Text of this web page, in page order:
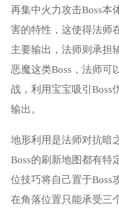
再集中火力攻击Boss本
害的特性，这使得法师
主要输出，法师则承担
恶魔这类Boss，法师可
战，利用宝宝吸引Boss
输出。
地形利用是法师对抗暗
Boss的刷新地图都有特
位技巧将自己置于Boss
在角落位置只能承受三